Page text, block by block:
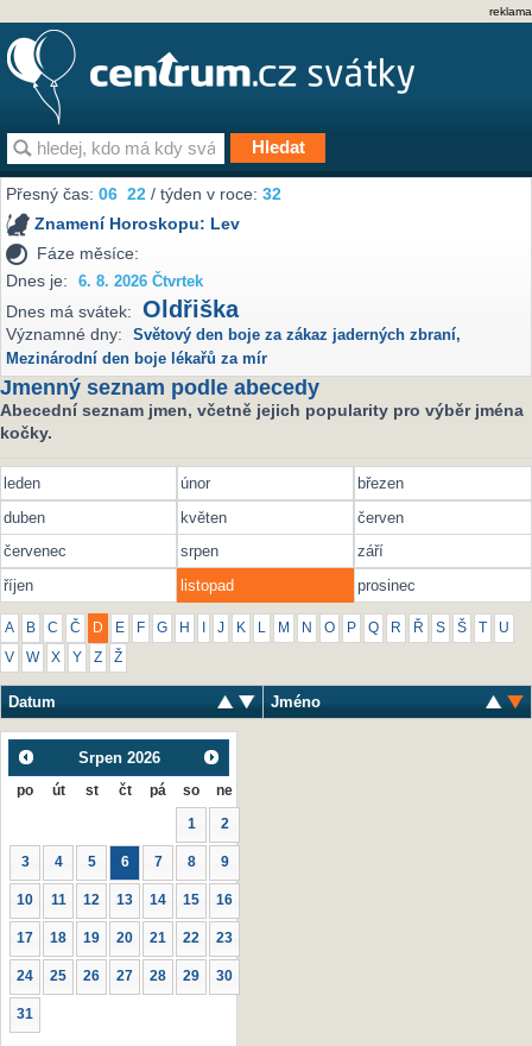
reklama
Přesný čas:06 22 / týden v roce:32
Znamení Horoskopu: Lev
Fáze měsíce:
Dnes je:
6. 8. 2026 Čtvrtek
Dnes má svátek: Oldřiška
Významné dny: Světový den boje za zákaz jaderných zbraní,
Mezinárodní den boje lékařů za mír
Jmenný seznam podle abecedy
Abecední seznam jmen, včetně jejich popularity pro výběr jména
kočky.
leden únor
březen
duben
květen
červen
červenec
srpen
září
říjen
listopad prosinec
A B C Č D E F G H J K L M N O P Q R Ř S Š U
V W X Y Z Ž
Datum Jméno
Srpen 2026
po út st čt pá so ne
1 2
3 4 5 6 7 8 9
10 11 12 13 14 15 16
17 18 19 20 21 22 23
24 25 26 27 28 29 30
31